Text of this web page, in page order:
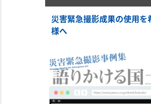
災害緊急撮影成果の使用を
様へ